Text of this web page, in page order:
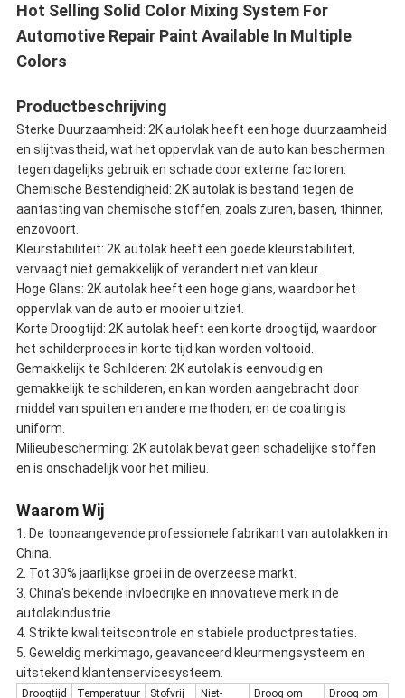
Hot Selling Solid Color Mixing System For
Automotive Repair Paint Available In Multiple
Colors
Productbeschrijving
Sterke Duurzaamheid: 2K autolak heeft een hoge duurzaamheid
en slijtvastheid, wat het oppervlak van de auto kan beschermen
tegen dagelijks gebruik en schade door externe factoren.
Chemische Bestendigheid: 2K autolak is bestand tegen de
aantasting van chemische stoffen, zoals zuren, basen, thinner,
enzovoort.
Kleurstabiliteit: 2K autolak heeft een goede kleurstabiliteit,
vervaagt niet gemakkelijk of verandert niet van kleur.
Hoge Glans: 2K autolak heeft een hoge glans, waardoor het
oppervlak van de auto er mooier uitziet.
Korte Droogtijd: 2K autolak heeft een korte droogtijd, waardoor
het schilderproces in korte tijd kan worden voltooid.
Gemakkelijk te Schilderen: 2K autolak is eenvoudig en
gemakkelijk te schilderen, en kan worden aangebracht door
middel van spuiten en andere methoden, en de coating is
uniform.
Milieubescherming: 2K autolak bevat geen schadelijke stoffen
en is onschadelijk voor het milieu.
Waarom Wij
1. De toonaangevende professionele fabrikant van autolakken in
China.
2. Tot 30% jaarlijkse groei in de overzeese markt.
3. China's bekende invloedrijke en innovatieve merk in de
autolakindustrie.
4. Strikte kwaliteitscontrole en stabiele productprestaties.
5. Geweldig merkimago, geavanceerd kleurmengsysteem en
uitstekend klantenservicesysteem.
Droogtijd Temperatuur Stofvrij Niet- Droog om Droog om